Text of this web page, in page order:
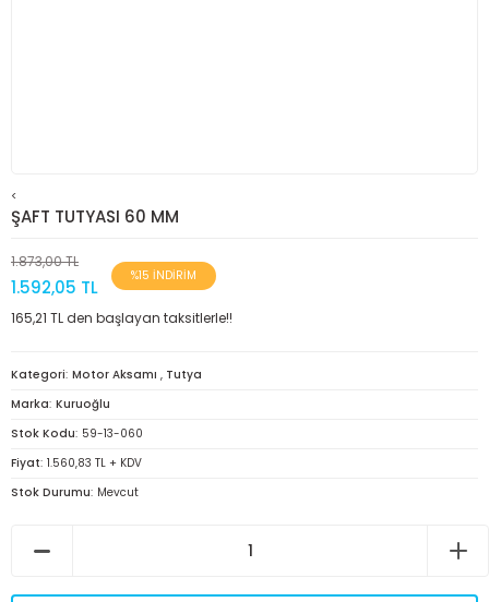
<
ŞAFT TUTYASI 60 MM
1.873,00 TL
1.592,05 TL
%15 İNDİRİM
165,21 TL den başlayan taksitlerle!!
Kategori Motor Aksamı , Tutya
Marka Kuruoğlu
Stok Kodu 59-13-060
Fiyat 1.560,83 TL + KDV
Stok Durumu Mevcut